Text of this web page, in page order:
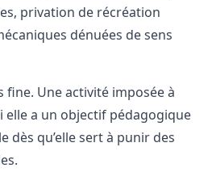
privation de récréation
dénuées de sens
Une activité imposée à
elle a un objectif pédagogique
dès qu’elle sert à punir des